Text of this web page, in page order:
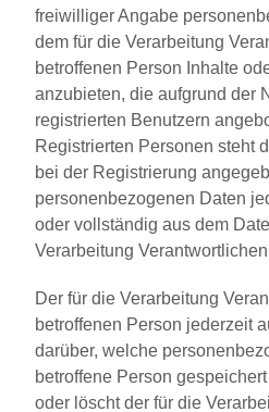
freiwilliger Angabe
dem für die Verarbeitung
betroffenen Person Inhalte
anzubieten, die aufgrund der
registrierten Benutzern
Registrierten Personen steht
bei der Registrierung
personenbezogenen Daten
oder vollständig aus dem
Verarbeitung
Der für die Verarbeitung
betroffenen Person jederzeit
darüber, welche
betroffene Person
oder löscht der für die